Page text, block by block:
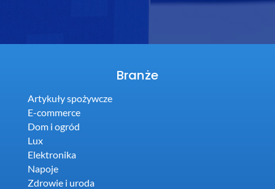
Branże
Artykuły spożywcze
E-commerce
Dom i ogród
Lux
Elektronika
Napoje
Zdrowie i uroda